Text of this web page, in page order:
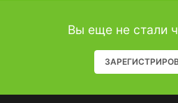
Вы еще не стали